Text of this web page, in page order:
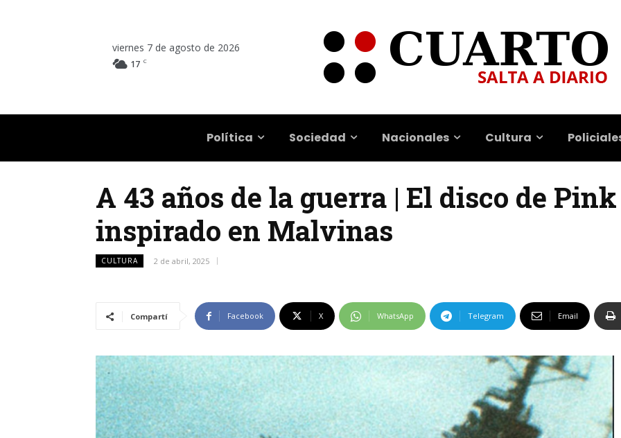
viernes 7 de agosto de 2026
17 C
Política Sociedad Nacionales Cultura
A 43 años de la guerra | El disco de
inspirado en Malvinas
CULTURA 2 de abril, 2025
Compartí Facebook X WhatsApp Telegram Email